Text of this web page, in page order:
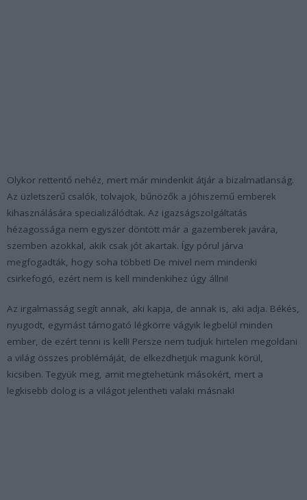
Olykor rettentő nehéz, mert már mindenkit átjár a bizalmatlanság.
Az üzletszerű csalók, tolvajok, bűnözők a jóhiszemű emberek
kihasználására specializálódtak. Az igazságszolgáltatás
hézagossága nem egyszer döntött már a gazemberek javára,
szemben azokkal, akik csak jót akartak. Így pórul járva
megfogadták, hogy soha többet! De mivel nem mindenki
csirkefogó, ezért nem is kell mindenkihez úgy állni!
Az irgalmasság segít annak, aki kapja, de annak is, aki adja. Békés,
nyugodt, egymást támogató légkörre vágyik legbelül minden
ember, de ezért tenni is kell! Persze nem tudjuk hirtelen megoldani
a világ összes problémáját, de elkezdhetjük magunk körül,
kicsiben. Tegyük meg, amit megtehetünk másokért, mert a
legkisebb dolog is a világot jelentheti valaki másnak!